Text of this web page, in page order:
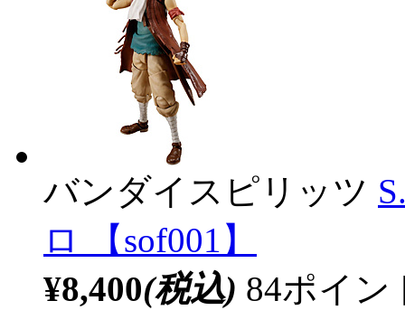
バンダイスピリッツ
ロ 【sof001】
¥8,400(税込) 84ポイ